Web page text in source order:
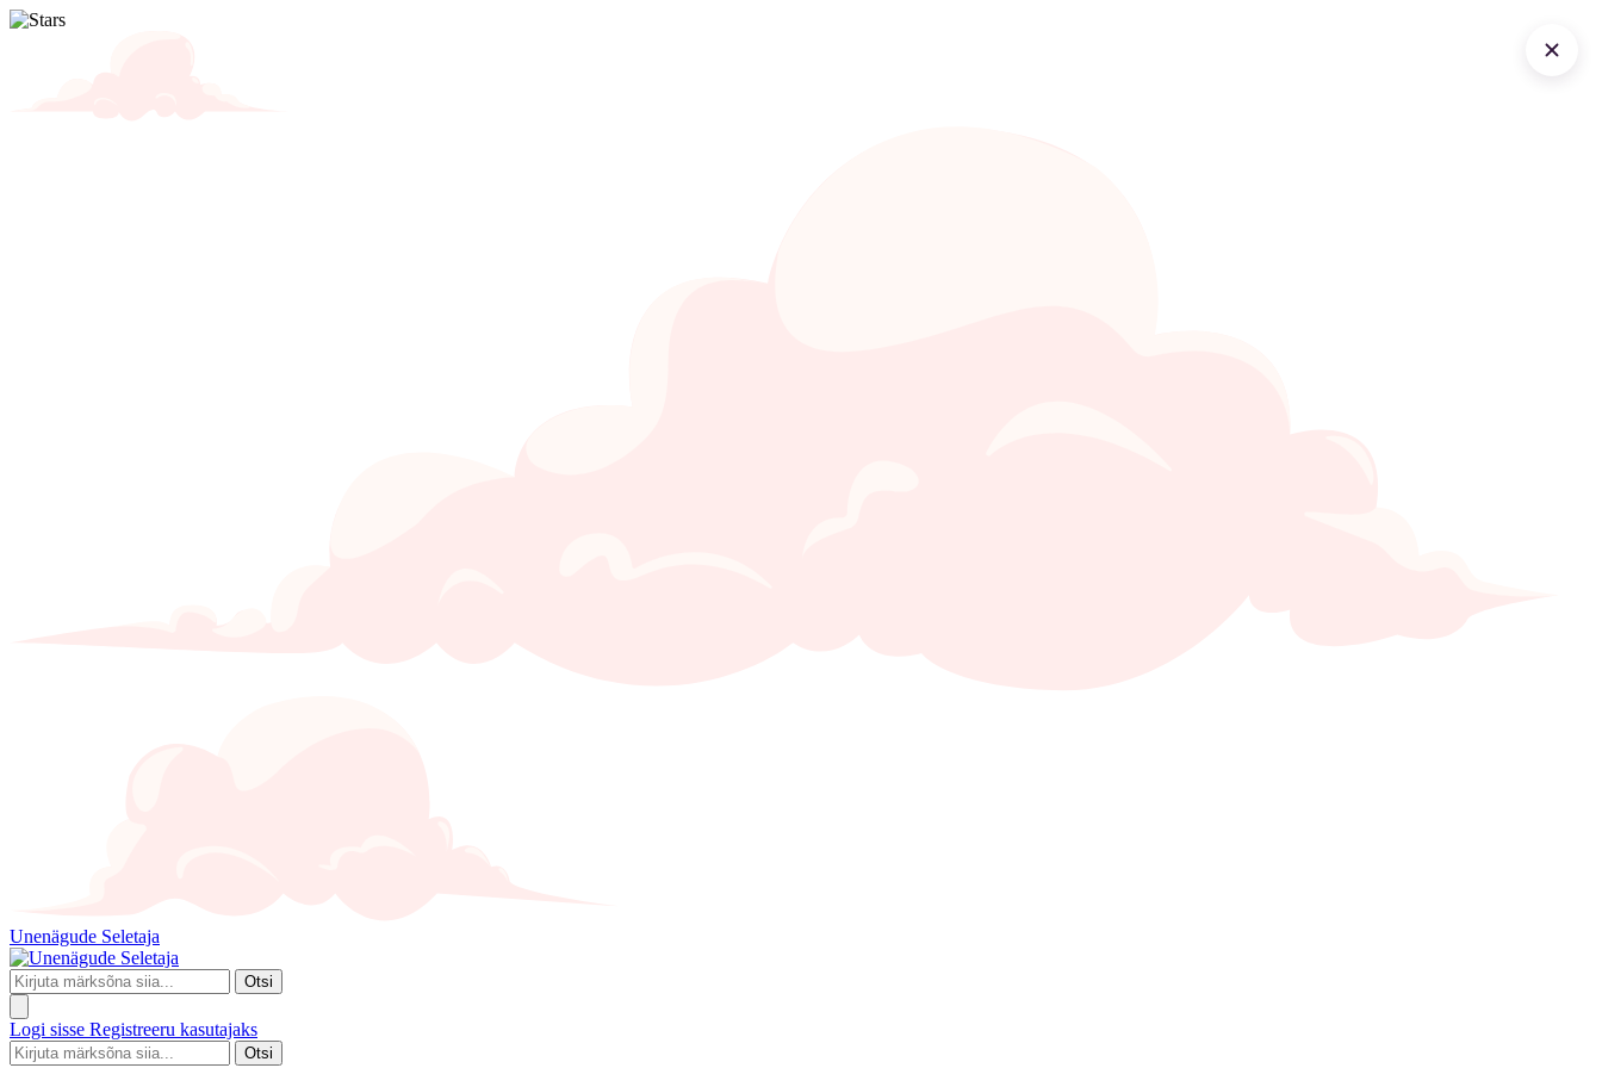
Unenägude Seletaja
Otsi
Logi sisse Registreeru kasutajaks
Otsi